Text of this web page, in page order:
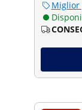
Miglior